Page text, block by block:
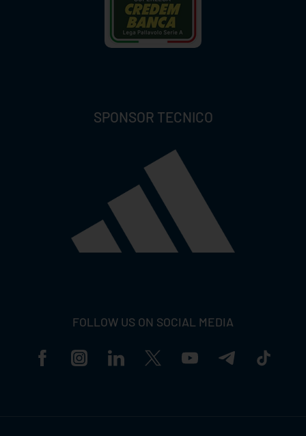
SPONSOR TECNICO
FOLLOW US ON SOCIAL MEDIA